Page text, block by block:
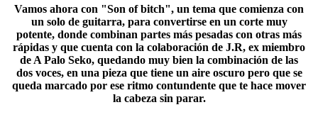
Vamos ahora con "Son of bitch", un tema que comienza con
un solo de guitarra, para convertirse en un corte muy
potente, donde combinan partes más pesadas con otras más
rápidas y que cuenta con la colaboración de J.R, ex miembro
de A Palo Seko, quedando muy bien la combinación de las
dos voces, en una pieza que tiene un aire oscuro pero que se
queda marcado por ese ritmo contundente que te hace mover
la cabeza sin parar.